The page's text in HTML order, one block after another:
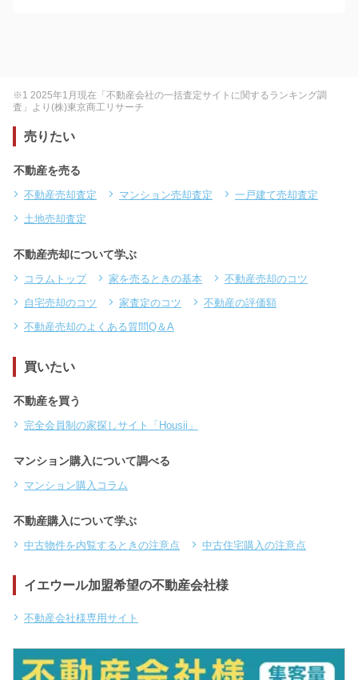
※1 2025年1月現在「不動産会社の一括査定サイトに関するランキング調
査」より(株)東京商工リサーチ
売りたい
不動産を売る
不動産売却査定 マンション売却査定
一戸建て売却査定
土地売却査定
不動産売却について学ぶ
コラムトップ 家を売るときの基本
不動産売却のコツ
自宅売却のコツ
家査定のコツ
不動産の評価額
不動産売却のよくある質問Q＆A
買いたい
不動産を買う
完全会員制の家探しサイト「Housii」
マンション購入について調べる
マンション購入コラム
不動産購入について学ぶ
中古物件を内覧するときの注意点 中古住宅購入の注意点
イエウール加盟希望の不動産会社様
不動産会社様専用サイト